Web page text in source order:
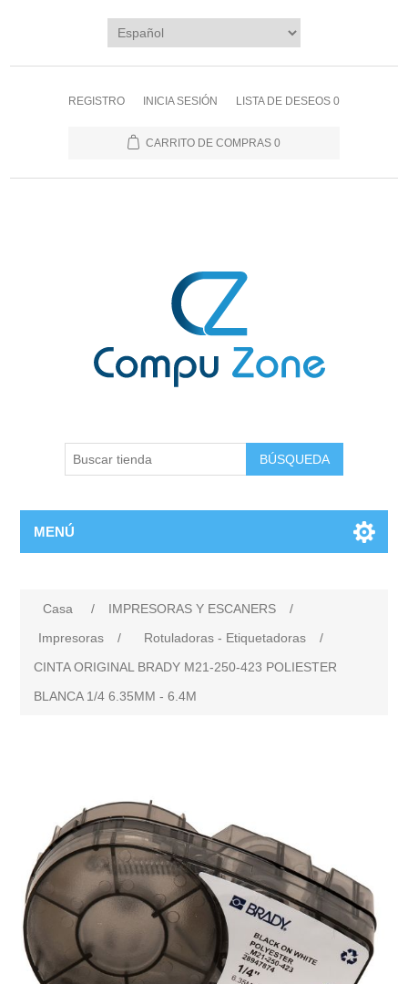
REGISTRO INICIA SESIÓN LISTA DE DESEOS 0
CARRITO DE COMPRAS 0
BÚSQUEDA
MENÚ
Casa / IMPRESORAS Y ESCANERS
/
Impresoras
/ Rotuladoras - Etiquetadoras
/
CINTA ORIGINAL BRADY M21-250-423 POLIESTER
BLANCA 1/4 6.35MM - 6.4M